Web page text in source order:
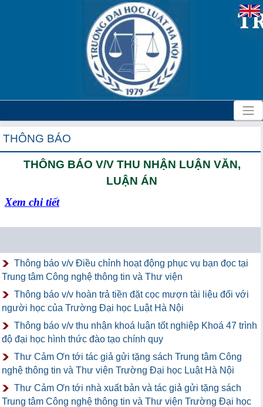
THÔNG BÁO
THÔNG BÁO V/V THU NHẬN LUẬN VĂN,
LUẬN ÁN
Xem chi tiết
Thông báo v/v Điều chỉnh hoạt động phục vụ bạn đọc tại
Trung tâm Công nghệ thông tin và Thư viện
Thông báo v/v hoàn trả tiền đặt cọc mượn tài liệu đối với
người học của Trường Đại học Luật Hà Nội
Thông báo v/v thu nhận khoá luận tốt nghiệp Khoá 47 trình
độ đại học hình thức đào tạo chính quy
Thư Cảm Ơn tới tác giả gửi tặng sách Trung tâm Công
nghệ thông tin và Thư viện Trường Đại học Luật Hà Nội
Thư Cảm Ơn tới nhà xuất bản và tác giả gửi tặng sách
Trung tâm Công nghệ thông tin và Thư viện Trường Đại học